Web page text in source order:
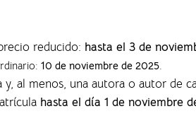
reducido: hasta el 3 de
10 de noviembre de 2025.
al menos, una autora o autor de
hasta el día 1 de noviembre